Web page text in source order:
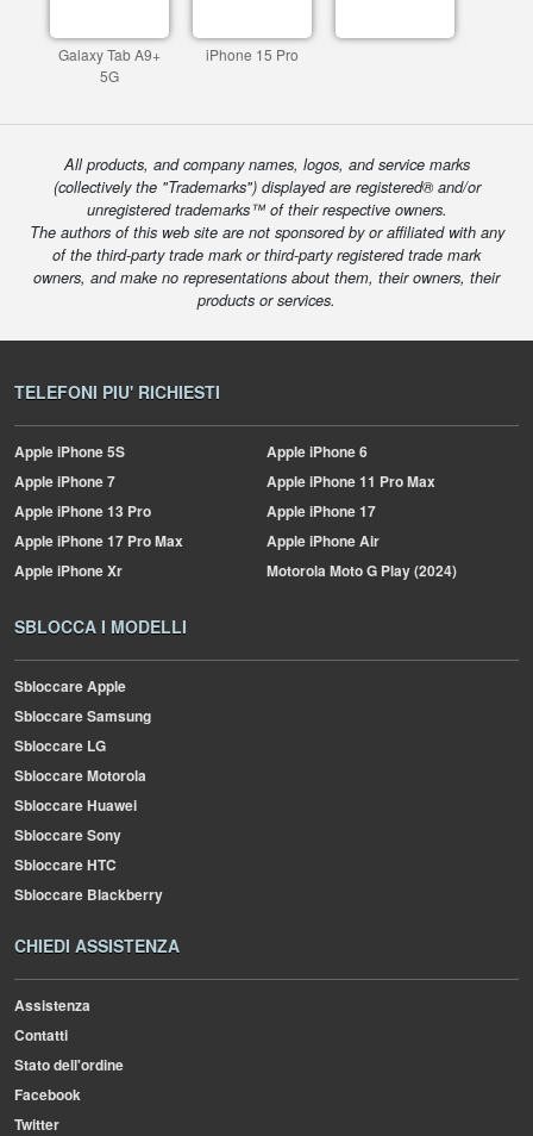
Galaxy Tab A9+
5G
iPhone 15 Pro
All products, and company names, logos, and service marks
(collectively the "Trademarks") displayed are registered® and/or
unregistered trademarks™ of their respective owners.
The authors of this web site are not sponsored by or affiliated with any
of the third-party trade mark or third-party registered trade mark
owners, and make no representations about them, their owners, their
products or services.
TELEFONI PIU' RICHIESTI
AppleiPhone 5S AppleiPhone 6
AppleiPhone 7 AppleiPhone 11 Pro Max
AppleiPhone 13 Pro AppleiPhone 17
AppleiPhone 17 Pro Max AppleiPhone Air
AppleiPhone Xr MotorolaMoto G Play (2024)
SBLOCCA I MODELLI
Sbloccare Apple
Sbloccare Samsung
Sbloccare LG
Sbloccare Motorola
Sbloccare Huawei
Sbloccare Sony
Sbloccare HTC
Sbloccare Blackberry
CHIEDI ASSISTENZA
Assistenza
Contatti
Stato dell'ordine
Facebook
Twitter